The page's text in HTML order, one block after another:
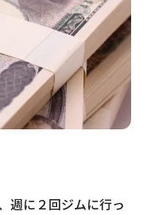
週に２回ジムに行っ